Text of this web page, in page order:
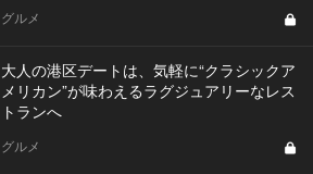
グルメ
大人の港区デートは、気軽に“クラシックア
メリカン”が味わえるラグジュアリーなレス
トランへ
グルメ